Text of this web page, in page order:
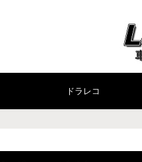
ドラレコ